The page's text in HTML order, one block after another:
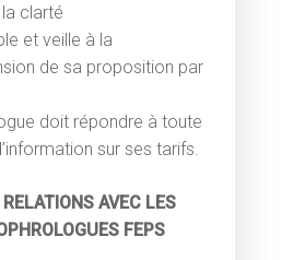
clarté
et veille à la
de sa proposition par
doit répondre à toute
sur ses tarifs.
AVEC LES
FEPS